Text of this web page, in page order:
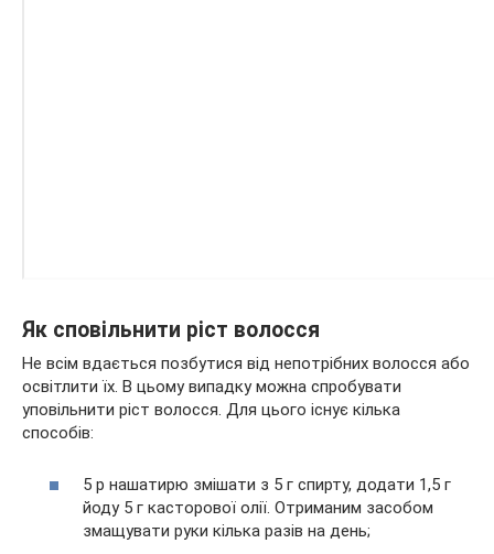
Як сповільнити ріст волосся
Не всім вдається позбутися від непотрібних волосся або
освітлити їх. В цьому випадку можна спробувати
уповільнити ріст волосся. Для цього існує кілька
способів:
5 р нашатирю змішати з 5 г спирту, додати 1,5 г
йоду 5 г касторової олії. Отриманим засобом
змащувати руки кілька разів на день;